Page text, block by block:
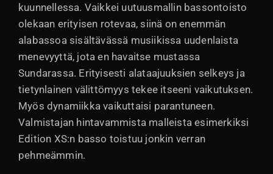
kuunnellessa. Vaikkei uutuusmallin bassontoisto
olekaan erityisen rotevaa, siinä on enemmän
alabassoa sisältävässä musiikissa uudenlaista
menevyyttä, jota en havaitse mustassa
Sundarassa. Erityisesti alataajuuksien selkeys ja
tietynlainen välittömyys tekee itseeni vaikutuksen.
Myös dynamiikka vaikuttaisi parantuneen.
Valmistajan hintavammista malleista esimerkiksi
Edition XS:n basso toistuu jonkin verran
pehmeämmin.